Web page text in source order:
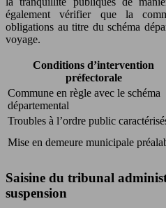
également vérifier que la
obligations au titre du schéma
voyage.
Conditions d’intervention
préfectorale
Commune en règle avec le schéma
départemental
Troubles à l’ordre public
Mise en demeure municipale
Saisine du tribunal
suspension